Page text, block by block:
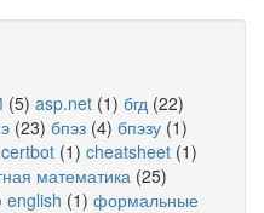
(5) asp.net (1) бгд (22)
(23) бпэз (4) бпэзу (1)
certbot (1) cheatsheet (1)
математика (25)
english (1) формальные